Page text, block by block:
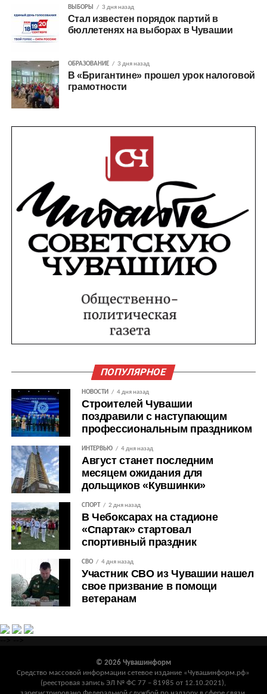
ВЫБОРЫ 3 дня назад
Стал известен порядок партий в
бюллетенях на выборах в Чувашии
ОБРАЗОВАНИЕ 3 дня назад
В «Бригантине» прошел урок налоговой
грамотности
ПОПУЛЯРНОЕ
НОВОСТИ 4 дня назад
Строителей Чувашии
поздравили с наступающим
профессиональным праздником
ИНТЕРВЬЮ 4 дня назад
Август станет последним
месяцем ожидания для
дольщиков «Кувшинки»
СПОРТ 2 дня назад
В Чебоксарах на стадионе
«Спартак» стартовал
спортивный праздник
СВО 4 дня назад
Участник СВО из Чувашии нашел
свое призвание в помощи
ветеранам
© 2026 Чувашинформ
Средство массовой информации сетевое издание «Чувашинформ.рф»
(реестровая запись ЭЛ № ФС 77 – 81985 от 12.10.2021),